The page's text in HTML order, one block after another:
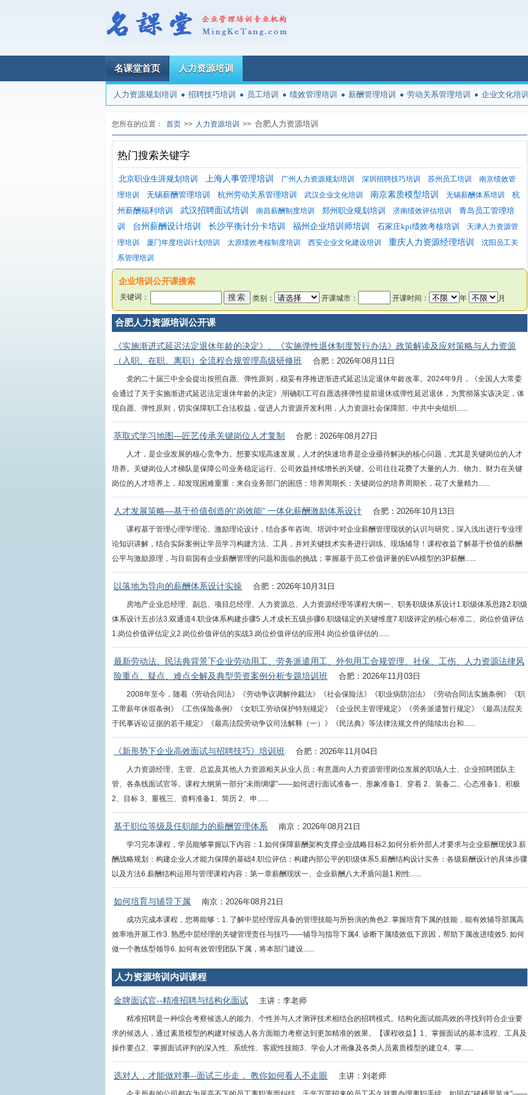
名课堂首页 人力资源培训
人力资源规划培训 招聘技巧培训 员工培训 绩效管理培训 薪酬管理培训 劳动关系管理培训 企业文化培训
您所在的位置： 首页 >> 人力资源培训 >> 合肥人力资源培训
热门搜索关键字
北京职业生涯规划培训 上海人事管理培训 广州人力资源规划培训 深圳招聘技巧培训 苏州员工培训
南京绩效管
理培训
无锡薪酬管理培训 杭州劳动关系管理培训 武汉企业文化培训 南京素质模型培训 无锡薪酬体系培训
杭
州薪酬福利培训
武汉招聘面试培训 南昌薪酬制度培训 郑州职业规划培训 济南绩效评估培训
青岛员工管理培
训
台州薪酬设计培训 长沙平衡计分卡培训 福州企业培训师培训 石家庄kpi绩效考核培训
天津人力资源管
理培训
厦门年度培训计划培训 太原绩效考核制度培训 西安企业文化建设培训 重庆人力资源经理培训
沈阳员工关
系管理培训
企业培训公开课搜索
关键词： 类别： 开课城市： 开课时间： 年 月
合肥人力资源培训公开课
《实施渐进式延迟法定退休年龄的决定》、《实施弹性退休制度暂行办法》政策解读及应对策略与人力资源
（入职、在职、离职）全流程合规管理高级研修班
合肥：2026年08月11日
党的二十届三中全会提出按照自愿、弹性原则，稳妥有序推进渐进式延迟法定退休年龄改革。2024年9月，《全国人大常委
会通过了关于实施渐进式延迟法定退休年龄的决定》,明确职工可自愿选择弹性提前退休或弹性延迟退休，为贯彻落实该决定，体
现自愿、弹性原则，切实保障职工合法权益，促进人力资源开发利用，人力资源社会保障部、中共中央组织......
萃取式学习地图—匠艺传承关键岗位人才复制 合肥：2026年08月27日
人才，是企业发展的核心竞争力。想要实现高速发展，人才的快速培养是企业亟待解决的核心问题，尤其是关键岗位的人才
培养。关键岗位人才梯队是保障公司业务稳定运行、公司效益持续增长的关键。公司往往花费了大量的人力、物力、财力在关键
岗位的人才培养上，却发现困难重重：来自业务部门的困惑：培养周期长：关键岗位的培养周期长，花了大量精力......
人才发展策略—基于价值创造的“岗效能” 一体化薪酬激励体系设计 合肥：2026年10月13日
课程基于管理心理学理论、激励理论设计，结合多年咨询、培训中对企业薪酬管理现状的认识与研究，深入浅出进行专业理
论知识讲解，结合实际案例让学员学习构建方法、工具，并对关键技术实务进行训练、现场辅导！课程收益了解基于价值的薪酬
公平与激励原理，与目前国有企业薪酬管理的问题和面临的挑战；掌握基于员工价值评量的EVA模型的3P薪酬......
以落地为导向的薪酬体系设计实操 合肥：2026年10月31日
房地产企业总经理、副总、项目总经理、人力资源总、人力资源经理等课程大纲一、职务职级体系设计1.职级体系思路2.职级
体系设计五步法3.双通道4.职业体系构建步骤5.人才成长五级步骤6.职级锚定的关键维度7.职级评定的核心标准二、岗位价值评估
1.岗位价值评估定义2.岗位价值评估的实战3.岗位价值评估的应用4.岗位价值评估的......
最新劳动法、民法典背景下企业劳动用工、劳务派遣用工、外包用工合规管理、社保、工伤、人力资源法律风
险重点、疑点、难点全解及典型劳资案例分析专题培训班
合肥：2026年11月03日
2008年至今，随着《劳动合同法》《劳动争议调解仲裁法》《社会保险法》《职业病防治法》《劳动合同法实施条例》《职
工带薪年休假条例》《工伤保险条例》《女职工劳动保护特别规定》《企业民主管理规定》《劳务派遣暂行规定》《最高法院关
于民事诉讼证据的若干规定》《最高法院劳动争议司法解释（一）》《民法典》等法律法规文件的陆续出台和......
《新形势下企业高效面试与招聘技巧》培训班 合肥：2026年11月04日
人力资源经理、主管、总监及其他人力资源相关从业人员；有意愿向人力资源管理岗位发展的职场人士、企业招聘团队主
管、各条线面试官等。课程大纲第一部分“未雨绸缪”——如何进行面试准备一、形象准备1、穿着 2、装备二、心态准备1、积极
2、目标 3、重视三、资料准备1、简历 2、申......
基于职位等级及任职能力的薪酬管理体系 南京：2026年08月21日
学习完本课程，学员能够掌握以下内容：1.如何保障薪酬架构支撑企业战略目标2.如何分析外部人才要求与企业薪酬现状3.薪
酬战略规划：构建企业人才能力保障的基础4.职位评估：构建内部公平的职级体系5.薪酬结构设计实务：各级薪酬设计的具体步骤
以及方法6.薪酬结构运用与管理课程内容：第一章薪酬现状一、企业薪酬八大矛盾问题1.刚性......
如何培育与辅导下属 南京：2026年08月21日
成功完成本课程，您将能够：1. 了解中层经理应具备的管理技能与所扮演的角色2. 掌握培育下属的技能，能有效辅导部属高
效率地开展工作3. 熟悉中层经理的关键管理责任与技巧——辅导与指导下属4. 诊断下属绩效低下原因，帮助下属改进绩效5. 如何
做一个教练型领导6. 如何有效管理团队下属，将本部门建设......
人力资源培训内训课程
金牌面试官--精准招聘与结构化面试 主讲：李老师
精准招聘是一种综合考察候选人的能力、个性并与人才测评技术相结合的招聘模式。结构化面试能高效的寻找到符合企业要
求的候选人，通过素质模型的构建对候选人各方面能力考察达到更加精准的效果。【课程收益】1、掌握面试的基本流程、工具及
操作要点2、掌握面试评判的深入性、系统性、客观性技能3、学会人才画像及各类人员素质模型的建立4、掌......
选对人，才能做对事--面试三步走， 教你如何看人不走眼 主讲：刘老师